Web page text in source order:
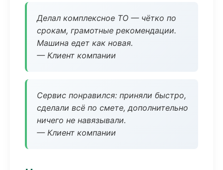
Делал комплексное ТО — чётко по
срокам, грамотные рекомендации.
Машина едет как новая.
— Клиент компании
Сервис понравился: приняли быстро,
сделали всё по смете, дополнительно
ничего не навязывали.
— Клиент компании